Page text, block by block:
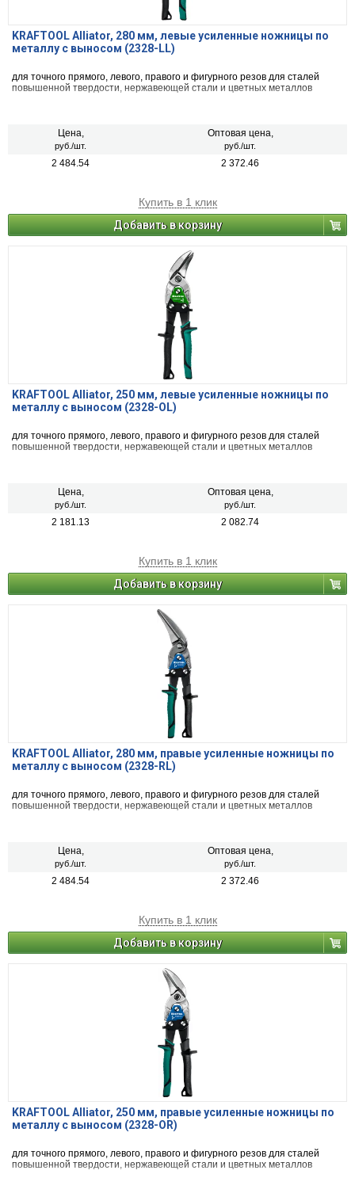
KRAFTOOL Alliator, 280 мм, левые усиленные ножницы по
металлу с выносом (2328-LL)
для точного прямого, левого, правого и фигурного резов для сталей
повышенной твердости, нержавеющей стали и цветных металлов
Цена,
руб./шт.
Оптовая цена,
руб./шт.
2 484.54 2 372.46
Купить в 1 клик
Добавить в корзину
KRAFTOOL Alliator, 250 мм, левые усиленные ножницы по
металлу с выносом (2328-OL)
для точного прямого, левого, правого и фигурного резов для сталей
повышенной твердости, нержавеющей стали и цветных металлов
Цена,
руб./шт.
Оптовая цена,
руб./шт.
2 181.13 2 082.74
Купить в 1 клик
Добавить в корзину
KRAFTOOL Alliator, 280 мм, правые усиленные ножницы по
металлу с выносом (2328-RL)
для точного прямого, левого, правого и фигурного резов для сталей
повышенной твердости, нержавеющей стали и цветных металлов
Цена,
руб./шт.
Оптовая цена,
руб./шт.
2 484.54 2 372.46
Купить в 1 клик
Добавить в корзину
KRAFTOOL Alliator, 250 мм, правые усиленные ножницы по
металлу с выносом (2328-OR)
для точного прямого, левого, правого и фигурного резов для сталей
повышенной твердости, нержавеющей стали и цветных металлов